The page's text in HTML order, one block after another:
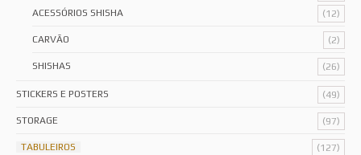
ACESSÓRIOS SHISHA
(12)
CARVÃO (2)
SHISHAS (26)
STICKERS E POSTERS (49)
STORAGE (97)
TABULEIROS (127)